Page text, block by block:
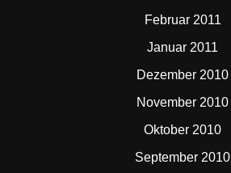
Februar 2011
Januar 2011
Dezember 2010
November 2010
Oktober 2010
September 2010